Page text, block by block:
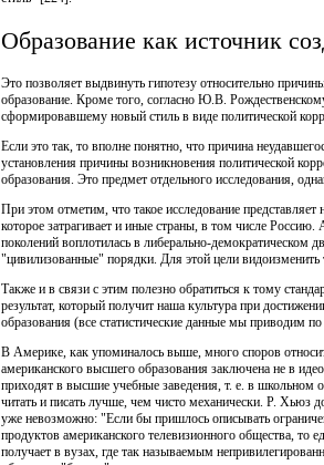
Образование как источник
Это позволяет выдвинуть гипотезу относительно
образование. Кроме того, согласно Ю.В.
сформировавшему новый стиль в виде политической
Если это так, то вполне понятно, что причина
установления причины возникновения политической
образования. Это предмет отдельного исследования,
При этом отметим, что такое исследование представляет
которое затрагивает и иные страны, в том числе
поколений воплотилась в либерально-демократическом
"цивилизованные" порядки. Для этой цели
Также и в связи с этим полезно обратиться к тому
результат, который получит наша культура при
образования (все статистические данные мы приводим
В Америке, как упоминалось выше, много споров
американского высшего образования заключена не в
приходят в высшие учебные заведения, т. е. в школьном
читать и писать лучше, чем чисто механически. Р. Хьюз
уже невозможно: "Если бы пришлось описывать
продуктов американского телевизионного общества,
получает в вузах, где так называемым